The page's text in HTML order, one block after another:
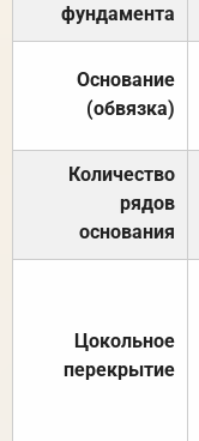
фундамента
Основание
(обвязка)
Количество
рядов
основания
Цокольное
перекрытие